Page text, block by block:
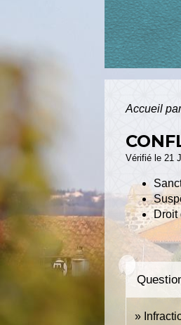
Accueil
Vérifié le 21
Droit